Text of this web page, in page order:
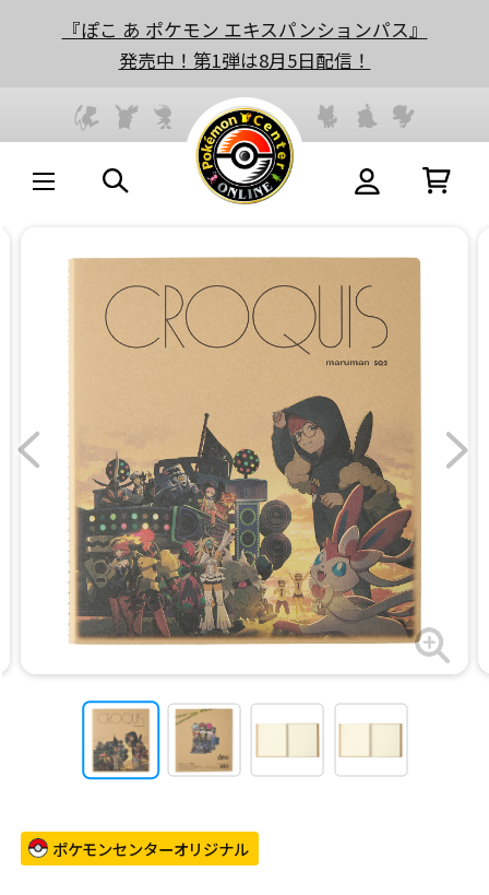
『ぽこ あ ポケモン エキスパンションパス』
発売中！第1弾は8月5日配信！
ポケモンセンターオリジナル